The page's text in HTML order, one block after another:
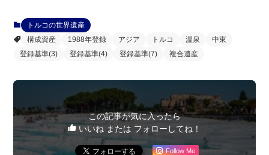
トルコの世界遺産
構成資産
1988年登録 アジア トルコ 温泉
中東
登録基準(3)
登録基準(4) 登録基準(7) 複合遺産
この記事が気に入ったら
いいね または フォローしてね！
Follow Me